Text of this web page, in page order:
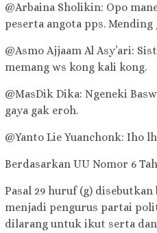
@Arbaina Sholikin: Opo
peserta angota pps.
@Asmo Ajjaam Al Asy’ari:
memang ws kong kali kong.
@MasDik Dika: Ngeneki
gaya gak eroh.
@Yanto Lie Yuanchonk: Iho
Berdasarkan UU Nomor 6
Pasal 29 huruf (g)
menjadi pengurus partai
dilarang untuk ikut serta